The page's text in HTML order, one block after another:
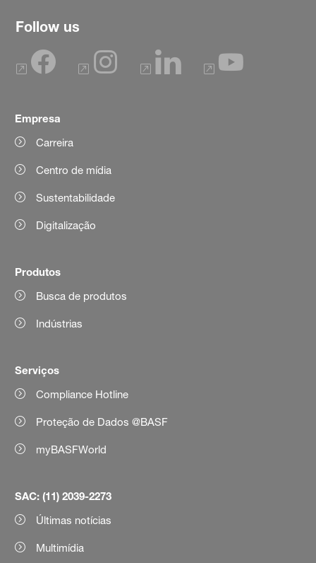
Follow us
Empresa
Carreira
Centro de mídia
Sustentabilidade
Digitalização
Produtos
Busca de produtos
Indústrias
Serviços
Compliance Hotline
Proteção de Dados @BASF
myBASFWorld
SAC: (11) 2039-2273
Últimas notícias
Multimídia